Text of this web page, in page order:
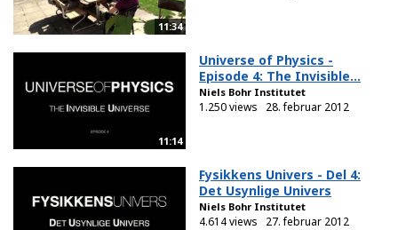
11:34
11:14
Universe of Physics -
Episode 4: The Invisible...
Niels Bohr Institutet
1.250 views 28. februar 2012
Fysikkens Univers - Del 4:
Det Usynlige Univers
Niels Bohr Institutet
4.614 views 27. februar 2012